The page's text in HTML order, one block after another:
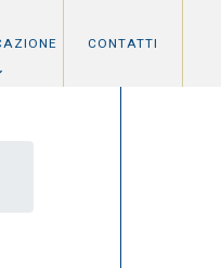
CONTATTI